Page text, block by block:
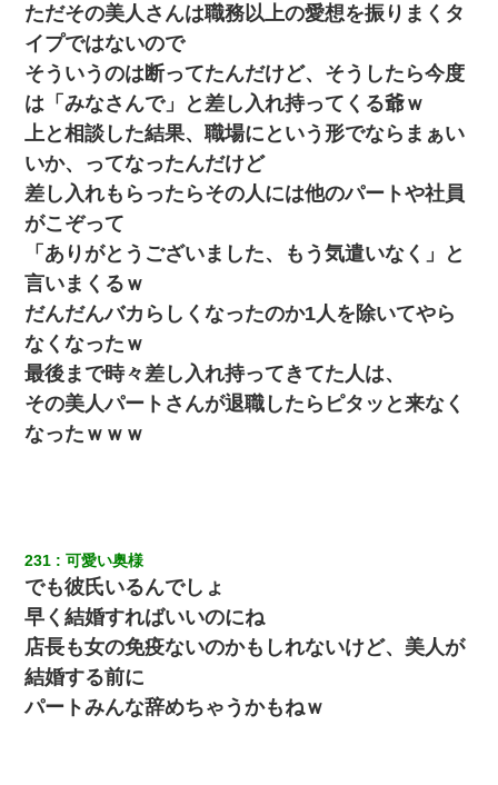
ただその美人さんは職務以上の愛想を振りまくタ
イプではないので
そういうのは断ってたんだけど、そうしたら今度
は「みなさんで」と差し入れ持ってくる爺ｗ
上と相談した結果、職場にという形でならまぁい
いか、ってなったんだけど
差し入れもらったらその人には他のパートや社員
がこぞって
「ありがとうございました、もう気遣いなく」と
言いまくるｗ
だんだんバカらしくなったのか1人を除いてやら
なくなったｗ
最後まで時々差し入れ持ってきてた人は、
その美人パートさんが退職したらピタッと来なく
なったｗｗｗ
231 可愛い奥様
でも彼氏いるんでしょ
早く結婚すればいいのにね
店長も女の免疫ないのかもしれないけど、美人が
結婚する前に
パートみんな辞めちゃうかもねｗ